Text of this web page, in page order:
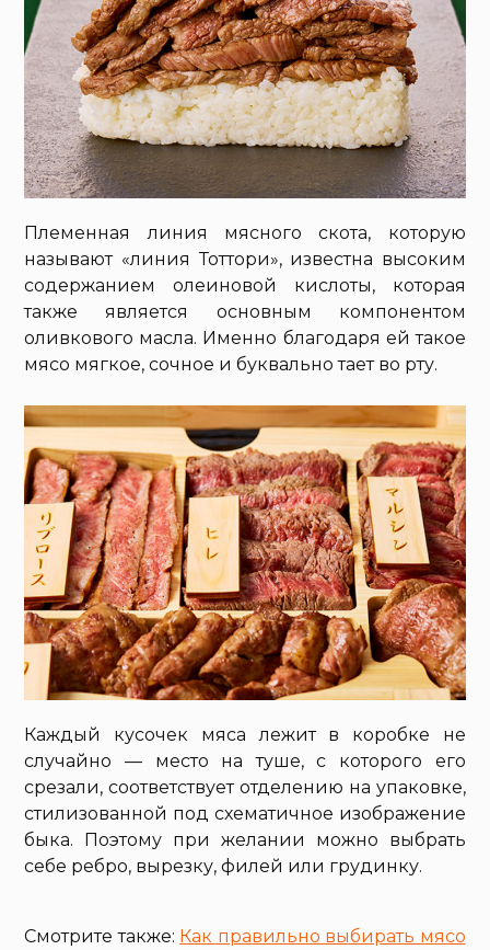
Племенная линия мясного скота, которую
называют «линия Тоттори», известна высоким
содержанием олеиновой кислоты, которая
также является основным компонентом
оливкового масла. Именно благодаря ей такое
мясо мягкое, сочное и буквально тает во рту.
Каждый кусочек мяса лежит в коробке не
случайно — место на туше, с которого его
срезали, соответствует отделению на упаковке,
стилизованной под схематичное изображение
быка. Поэтому при желании можно выбрать
себе ребро, вырезку, филей или грудинку.
Смотрите также: Как правильно выбирать мясо